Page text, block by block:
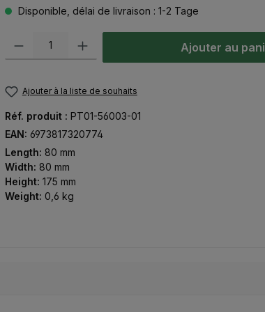
Disponible, délai de livraison : 1-2 Tage
Quantité de produit : Entrez la quantité souhaitée ou
Ajouter au
Ajouter à la liste de souhaits
Réf. produit : PT01-56003-01
EAN: 6973817320774
Length: 80 mm
Width: 80 mm
Height: 175 mm
Weight: 0,6 kg